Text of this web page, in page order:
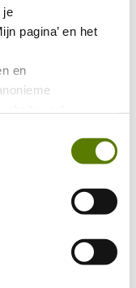
je
pagina’ en het
en
jou als persoon
advertentie- of
video's. Deze
aan te bevelen.